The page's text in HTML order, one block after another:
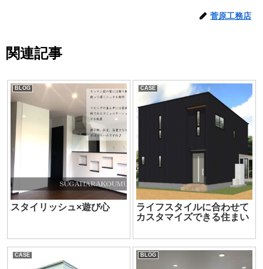
菅原工務店
関連記事
BLOG
スタイリッシュ×遊び心
CASE
ライフスタイルに合わせて
カスタマイズできる住まい
CASE BLOG